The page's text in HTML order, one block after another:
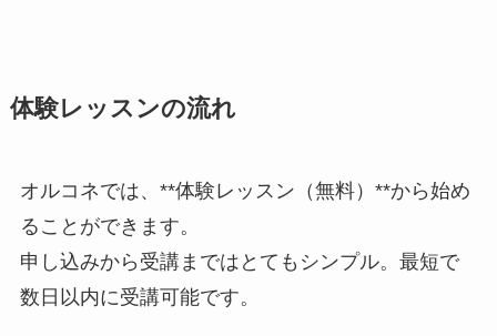
体験レッスンの流れ
オルコネでは、**体験レッスン（無料）**から始め
ることができます。
申し込みから受講まではとてもシンプル。最短で
数日以内に受講可能です。